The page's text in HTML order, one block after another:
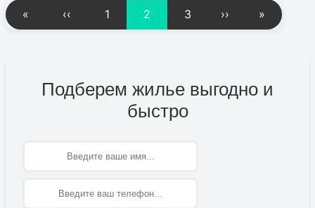
« ‹‹ 1 2 3 ›› »
Подберем жилье выгодно и
быстро